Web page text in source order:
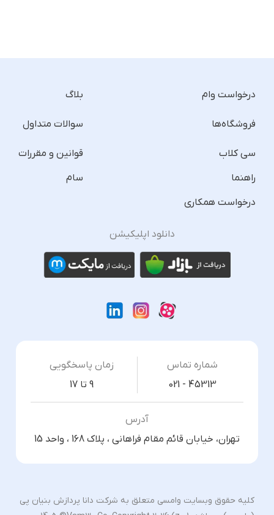
درخواست وام
فروشگاه‌ها
سی کلاب
راهنما
درخواست همکاری
بلاگ
سوالات متداول
قوانین و مقررات
سام
دانلود اپلیکیشن
شماره تماس
021 - 45313
زمان پاسخگویی
9 تا 17
آدرس
تهران، خیابان قائم مقام فراهانی ، پلاک 168 ، واحد 15
کلیه حقوق وبسایت وامسی متعلق به شرکت دانا پردازش بنیان پی